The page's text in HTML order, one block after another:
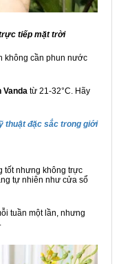
tiếp mặt trời
không cần phun nước
Vanda từ 21-32°C. Hãy
thuật đặc sắc trong giới
tốt nhưng không trực
tự nhiên như cửa sổ
tuần một lần, nhưng